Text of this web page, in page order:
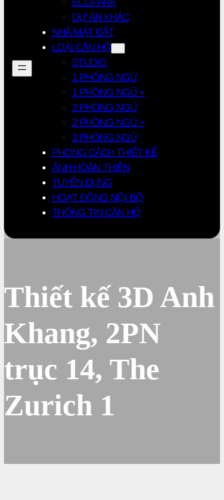
DỰ ÁN KHÁC
NHÀ MẶT ĐẤT
LOẠI CĂN HỘ
STUDIO
1 PHÒNG NGỦ
1 PHÒNG NGỦ +
2 PHÒNG NGỦ
2 PHÒNG NGỦ +
3 PHÒNG NGỦ
PHONG CÁCH THIẾT KẾ
ẢNH HOÀN THIỆN
TUYỂN DỤNG
HOẠT ĐỘNG NỘI BỘ
THÔNG TIN CĂN HỘ
Thiết kế 3D Anh
Khang, 2PN
trục 14, The
Zurich 1